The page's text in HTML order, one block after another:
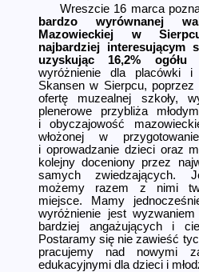
Wreszcie 16 marca
bardzo wyrównanej
Mazowieckiej w
najbardziej interesującym
uzyskując 16,2% ogółu
wyróżnienie dla placówki
Skansen w Sierpcu,
ofertę muzealnej szkoły,
plenerowe przybliża
i obyczajowość
włożonej w
i oprowadzanie dzieci oraz
kolejny doceniony przez
samych zwiedzających.
możemy razem z nimi
miejsce. Mamy
wyróżnienie jest
bardziej angażujących i
Postaramy się nie zawieść
pracujemy nad nowymi
edukacyjnymi dla dzieci i